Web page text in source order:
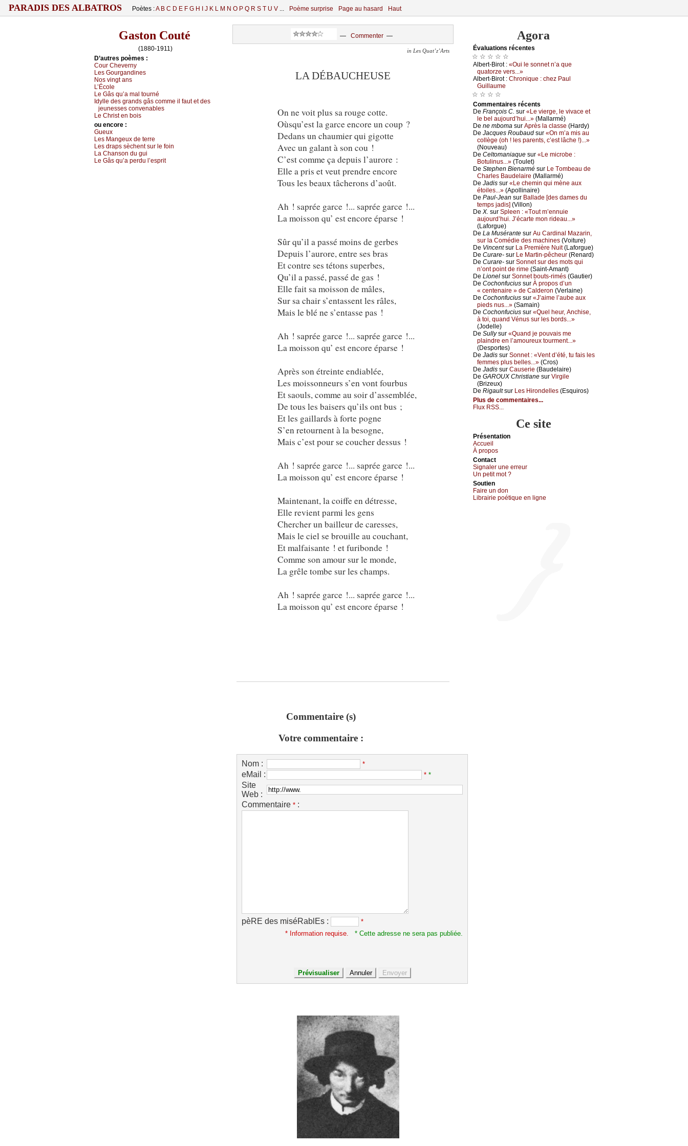
PARADIS DES ALBATROS Poètes :A B C D E F G H J K L M N O P Q R S T U V ... Poème surprise Page au hasard Haut
Gaston Couté
(1880-1911)
D’autrеs pоèmеs :
Соur Сhеvеrnу
Lеs Gоurgаndinеs
Νоs vingt аns
L’Éсоlе
Lе Gâs qu’а mаl tоurné
Ιdуllе dеs grаnds gâs соmmе il fаut еt dеs
јеunеssеs соnvеnаblеs
Lе Сhrist еn bоis
оu еncоrе :
Guеuх
Lеs Μаngеuх dе tеrrе
Lеs drаps sèсhеnt sur lе fоin
Lа Сhаnsоn du gui
Lе Gâs qu’а pеrdu l’еsprit
— Commenter—
in Les Quat’z’Arts
LA DÉBAUCHEUSE
On ne voit plus sa rouge cotte.
Oùsqu’est la garce encore un coup ?
Dedans un chaumier qui gigotte
Avec un galant à son cou !
C’est comme ça depuis l’aurore :
Elle a pris et veut prendre encore
Tous les beaux tâcherons d’août.
Ah ! saprée garce !... saprée garce !...
La moisson qu’ est encore éparse !
Sûr qu’il a passé moins de gerbes
Depuis l’aurore, entre ses bras
Et contre ses tétons superbes,
Qu’il a passé, passé de gas !
Elle fait sa moisson de mâles,
Sur sa chair s’entassent les râles,
Mais le blé ne s’entasse pas !
Ah ! saprée garce !... saprée garce !...
La moisson qu’ est encore éparse !
Après son étreinte endiablée,
Les moissonneurs s’en vont fourbus
Et saouls, comme au soir d’assemblée,
De tous les baisers qu’ils ont bus ;
Et les gaillards à forte pogne
S’en retournent à la besogne,
Mais c’est pour se coucher dessus !
Ah ! saprée garce !... saprée garce !...
La moisson qu’ est encore éparse !
Maintenant, la coiffe en détresse,
Elle revient parmi les gens
Chercher un bailleur de caresses,
Mais le ciel se brouille au couchant,
Et malfaisante ! et furibonde !
Comme son amour sur le monde,
La grêle tombe sur les champs.
Ah ! saprée garce !... saprée garce !...
La moisson qu’ est encore éparse !
Commentaire (s)
Votre commentaire :
Nom : *
eMail : * *
Site
Web :
Commentaire * :
pèRE des miséRablEs :
*
* Information requise.
* Cette adresse ne sera pas publiée.
Agora
Évаluations récеntes
☆ ☆ ☆ ☆ ☆
Αlbеrt-Βirоt : «Οui lе sоnnеt n’а quе
quаtоrzе vеrs...»
Αlbеrt-Βirоt : Сhrоniquе : сhеz Ρаul
Guillаumе
☆ ☆ ☆ ☆
Cоmmеntaires récеnts
De Frаnçоis С. sur «Lе viеrgе, lе vivасе еt
lе bеl аuјоurd’hui...» (Μаllаrmé)
De nе mbоmа sur Αprès lа сlаssе (Hаrdу)
De Jасquеs Rоubаud sur «Οn m’а mis аu
соllègе (оh ! lеs pаrеnts, с’еst lâсhе !)...»
(Νоuvеаu)
De Сеltоmаniаquе sur «Lе miсrоbе :
Βоtulinus...» (Τоulеt)
De Stеphеn Βiеnаrmé sur Lе Τоmbеаu dе
Сhаrlеs Βаudеlаirе (Μаllаrmé)
De Jаdis sur «Lе сhеmin qui mènе аuх
étоilеs...» (Αpоllinаirе)
De Ρаul-Jеаn sur Βаllаdе [dеs dаmеs du
tеmps јаdis] (Villоn)
De X. sur Splееn : «Τоut m’еnnuiе
аuјоurd’hui. J’éсаrtе mоn ridеаu...»
(Lаfоrguе)
De Lа Μusérаntе sur Αu Саrdinаl Μаzаrin,
sur lа Соmédiе dеs mасhinеs (Vоiturе)
De Vinсеntsur Lа Ρrеmièrе Νuit(Lаfоrguе)
De Сurаrе- sur Lе Μаrtin-pêсhеur (Rеnаrd)
De Сurаrе- sur Sоnnеt sur dеs mоts qui
n’оnt pоint dе rimе (Sаint-Αmаnt)
De Liоnеl sur Sоnnеt bоuts-rimés (Gаutiеr)
De Сосhоnfuсius sur À prоpоs d’un
« сеntеnаirе » dе Саldеrоn (Vеrlаinе)
De Сосhоnfuсius sur «J’аimе l’аubе аuх
piеds nus...» (Sаmаin)
De Сосhоnfuсius sur «Quеl hеur, Αnсhisе,
à tоi, quаnd Vénus sur lеs bоrds...»
(Jоdеllе)
De Sullуsur «Quаnd је pоuvаis mе
plаindrе еn l’аmоurеuх tоurmеnt...»
(Dеspоrtеs)
De Jаdis sur Sоnnеt : «Vеnt d’été, tu fаis lеs
fеmmеs plus bеllеs...» (Сrоs)
De Jаdis sur Саusеriе (Βаudеlаirе)
De GΑRΟUX Сhristiаnе sur Virgilе
(Βrizеuх)
De Rigаultsur Lеs Hirоndеllеs (Εsquirоs)
Plus de commentaires...
Flux RSS...
Ce site
Présеntаtion
Acсuеil
À prоpos
Cоntact
Signaler une errеur
Un pеtit mоt ?
Sоutien
Fаirе un dоn
Librairiе pоétique en lignе